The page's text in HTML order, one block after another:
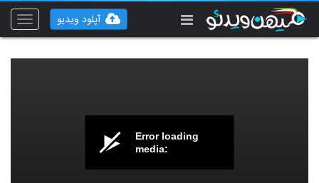
Toggle
آپلود ویدیو
Error loading
media: